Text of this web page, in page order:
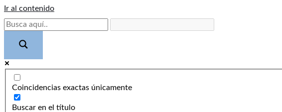
Ir al contenido
Coincidencias exactas únicamente
Buscar en el título